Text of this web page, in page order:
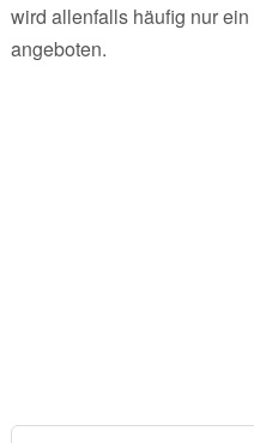
wird allenfalls häufig nur
angeboten.